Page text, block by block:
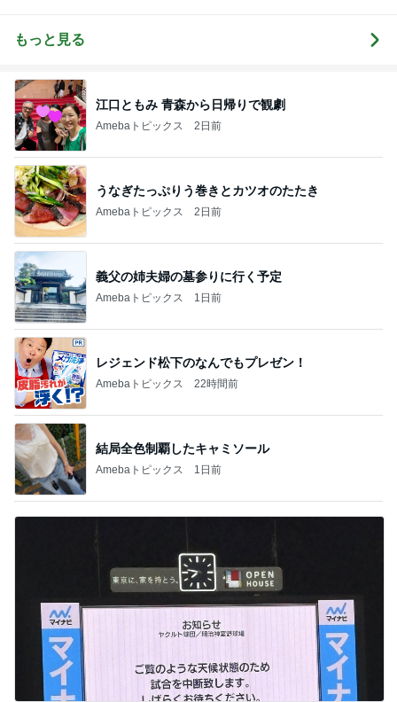
キッチンアイ
テム」
もっと見る
江口ともみ 青森から日帰りで観劇
Amebaトピックス 2日前
うなぎたっぷりう巻きとカツオのたたき
Amebaトピックス 2日前
義父の姉夫婦の墓参りに行く予定
Amebaトピックス 1日前
レジェンド松下のなんでもプレゼン！
Amebaトピックス 22時間前
結局全色制覇したキャミソール
Amebaトピックス 1日前